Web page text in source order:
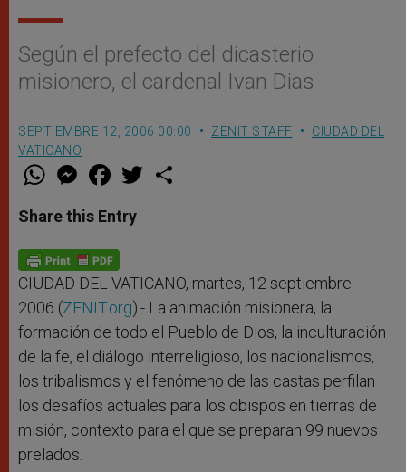
Según el prefecto del dicasterio
misionero, el cardenal Ivan Dias
SEPTIEMBRE 12, 2006 00:00 ZENIT STAFF
CIUDAD DEL
VATICANO
W
t
s
p
p
M
e
s
e
g
e
r
F
a
e
b
o
k
w
Share this Entry
CIUDAD DEL VATICANO, martes, 12 septiembre
2006 (ZENIT.org).- La animación misionera, la
formación de todo el Pueblo de Dios, la inculturación
de la fe, el diálogo interreligioso, los nacionalismos,
los tribalismos y el fenómeno de las castas perfilan
los desafíos actuales para los obispos en tierras de
misión, contexto para el que se preparan 99 nuevos
prelados.